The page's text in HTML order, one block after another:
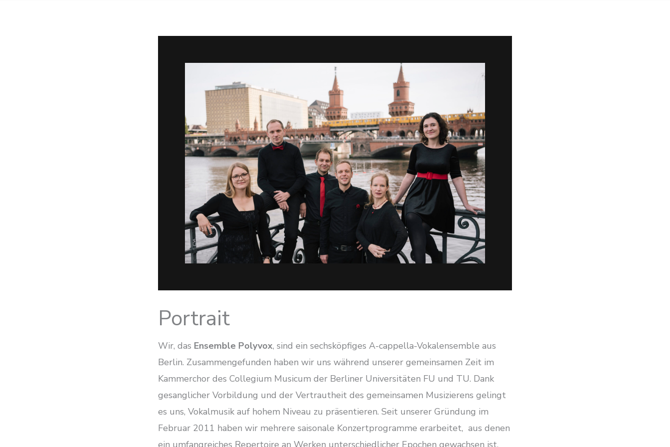
Portrait
Wir, das Ensemble Polyvox, sind ein sechsköpfiges A-cappella-Vokalensemble aus
Berlin. Zusammengefunden haben wir uns während unserer gemeinsamen Zeit im
Kammerchor des Collegium Musicum der Berliner Universitäten FU und TU. Dank
gesanglicher Vorbildung und der Vertrautheit des gemeinsamen Musizierens gelingt
es uns, Vokalmusik auf hohem Niveau zu präsentieren. Seit unserer Gründung im
Februar 2011 haben wir mehrere saisonale Konzertprogramme erarbeitet, aus denen
ein umfangreiches Repertoire an Werken unterschiedlicher Epochen gewachsen ist.